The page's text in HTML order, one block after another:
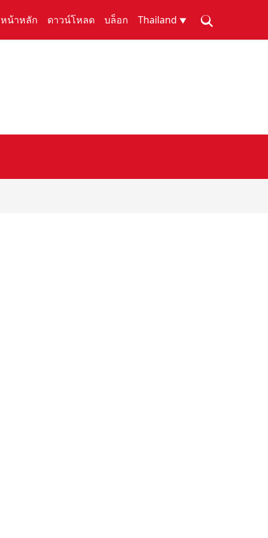
หน้าหลัก ดาวน์โหลด บล็อก Thailand ▼